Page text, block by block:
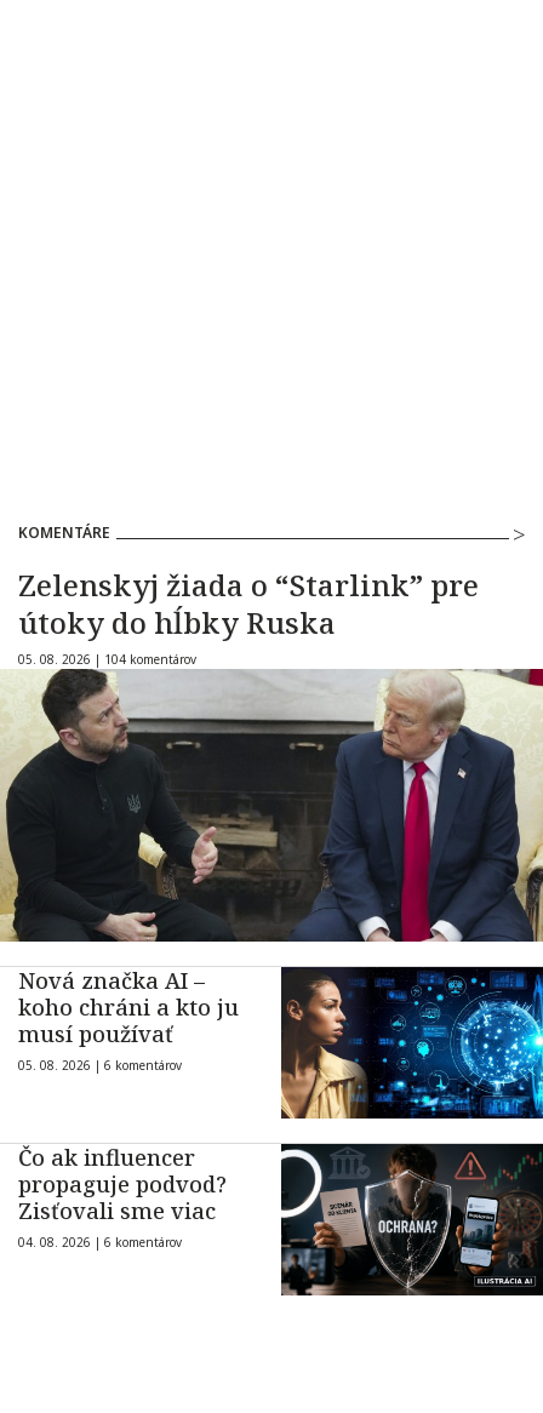
KOMENTÁRE
Zelenskyj žiada o “Starlink” pre
útoky do hĺbky Ruska
05. 08. 2026 | 104 komentárov
Nová značka AI –
koho chráni a kto ju
musí používať
05. 08. 2026 | 6 komentárov
Čo ak influencer
propaguje podvod?
Zisťovali sme viac
04. 08. 2026 | 6 komentárov